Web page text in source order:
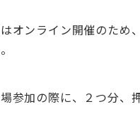
オンライン開催のため
参加の際に、２つ分、